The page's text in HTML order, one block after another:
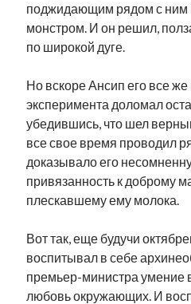
поджидающим рядом с ним
монстром. И он решил,
по широкой дуге.
Но вскоре Ансип его все
эксперимента доломал
убедившись, что шел
все свое время проводил
доказывало его
привязанность к доброму
плескавшему ему молока.
Вот так, еще будучи
воспитывал в себе
премьер-министра умение
любовь окружающих. И